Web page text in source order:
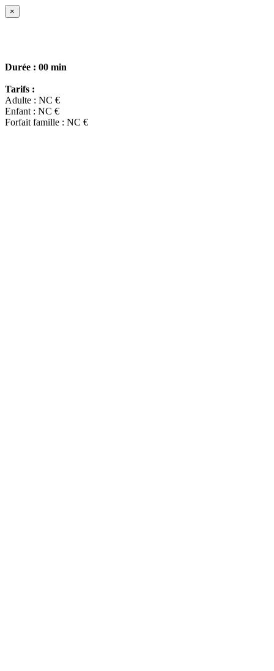
×
Durée : 00 min
Tarifs :
Adulte : NC €
Enfant : NC €
Forfait famille : NC €